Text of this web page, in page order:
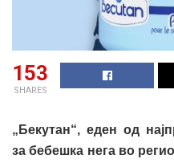
153
SHARES
„Бекутан“, еден од
за бебешка нега во